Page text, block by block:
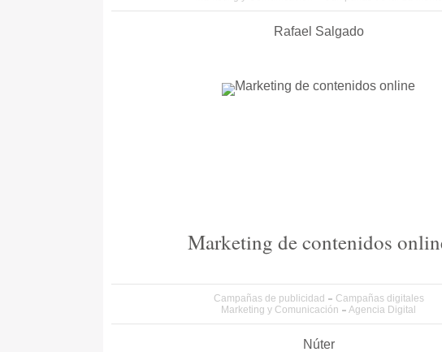
Rafael Salgado
Marketing de contenidos
Campañas de publicidad
Campañas digitales
Marketing y Comunicación
Agencia Digital
Núter